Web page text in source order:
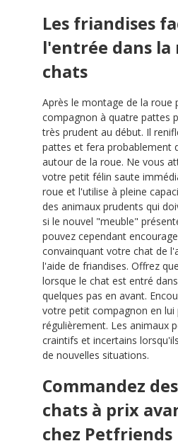
Les friandises
l'entrée dans
chats
Après le montage de la roue
compagnon à quatre pattes
très prudent au début. Il
pattes et fera probablement
autour de la roue. Ne vous
votre petit félin saute
roue et l'utilise à pleine
des animaux prudents qui
si le nouvel "meuble"
pouvez cependant
convainquant votre chat de
l'aide de friandises. Offrez
lorsque le chat est entré
quelques pas en avant.
votre petit compagnon en lui
régulièrement. Les animaux
craintifs et incertains
de nouvelles situations.
Commandez
chats à prix
chez Petfriends